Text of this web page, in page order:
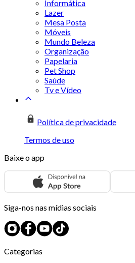
Informática
Lazer
Mesa Posta
Móveis
Mundo Beleza
Organização
Papelaria
Pet Shop
Saúde
Tv e Vídeo
Política de privacidade
Termos de uso
Baixe o app
Siga-nos nas mídias sociais
Categorias